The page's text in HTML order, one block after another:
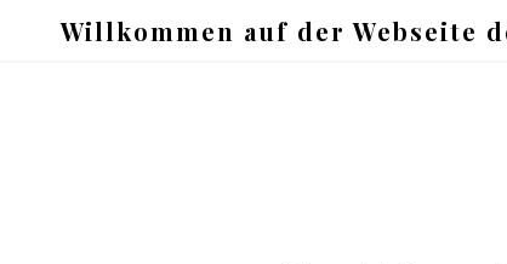
Willkommen auf der Webseite